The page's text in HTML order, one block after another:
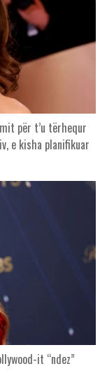
për t’u tërhequr
e kisha planifikuar
it “ndez”